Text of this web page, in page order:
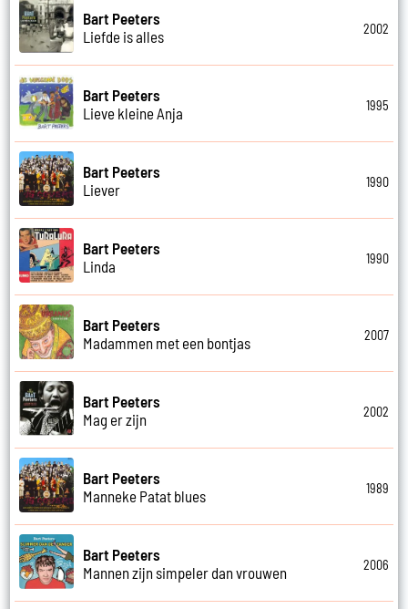
Bart Peeters
Liefde is alles
2002
Bart Peeters
Lieve kleine Anja
1995
Bart Peeters
Liever
1990
Bart Peeters
Linda
1990
Bart Peeters
Madammen met een bontjas
2007
Bart Peeters
Mag er zijn
2002
Bart Peeters
Manneke Patat blues
1989
Bart Peeters
Mannen zijn simpeler dan vrouwen
2006